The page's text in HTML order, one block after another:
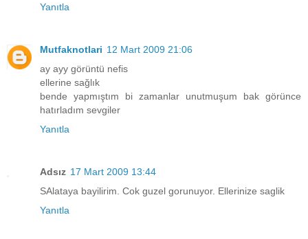
Yanıtla
Mutfaknotlari 12 Mart 2009 21:06
ay ayy görüntü nefis
ellerine sağlık
bende yapmıştım bi zamanlar unutmuşum bak görünce
hatırladım sevgiler
Yanıtla
Adsız 17 Mart 2009 13:44
SAlataya bayilirim. Cok guzel gorunuyor. Ellerinize saglik
Yanıtla